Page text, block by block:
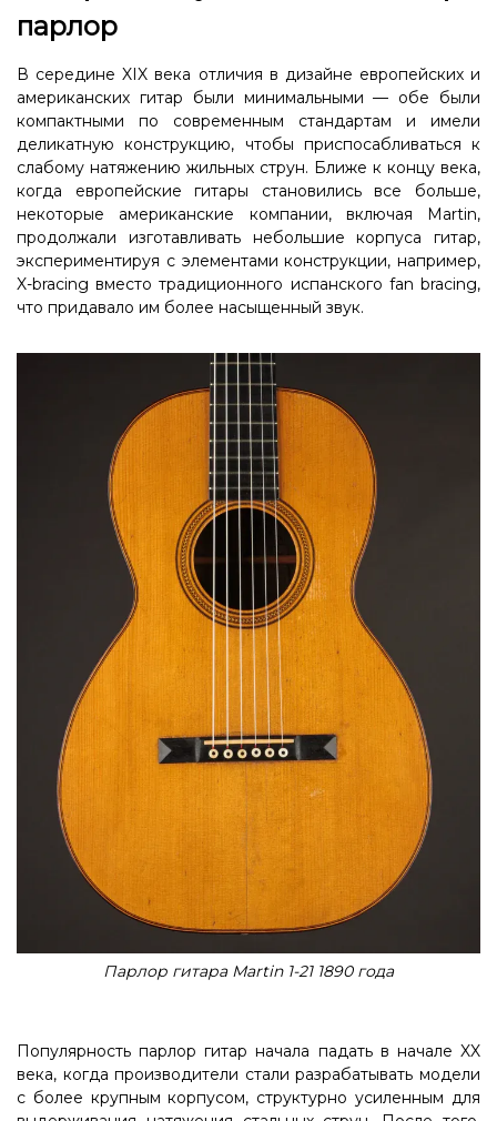
парлор
В середине XIX века отличия в дизайне европейских и
американских гитар были минимальными — обе были
компактными по современным стандартам и имели
деликатную конструкцию, чтобы приспосабливаться к
слабому натяжению жильных струн. Ближе к концу века,
когда европейские гитары становились все больше,
некоторые американские компании, включая Martin,
продолжали изготавливать небольшие корпуса гитар,
экспериментируя с элементами конструкции, например,
X-bracing вместо традиционного испанского fan bracing,
что придавало им более насыщенный звук.
Парлор гитара Martin 1-21 1890 года
Популярность парлор гитар начала падать в начале XX
века, когда производители стали разрабатывать модели
с более крупным корпусом, структурно усиленным для